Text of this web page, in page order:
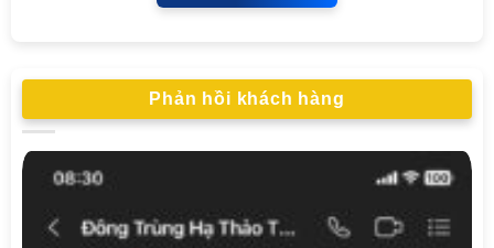
Phản hồi khách hàng